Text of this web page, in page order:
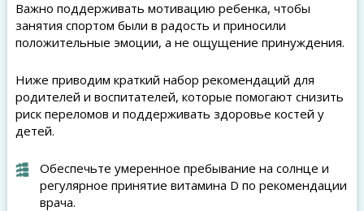
Важно поддерживать мотивацию ребенка, чтобы
занятия спортом были в радость и приносили
положительные эмоции, а не ощущение принуждения.
Ниже приводим краткий набор рекомендаций для
родителей и воспитателей, которые помогают снизить
риск переломов и поддерживать здоровье костей у
детей.
Обеспечьте умеренное пребывание на солнце и
регулярное принятие витамина D по рекомендации
врача.